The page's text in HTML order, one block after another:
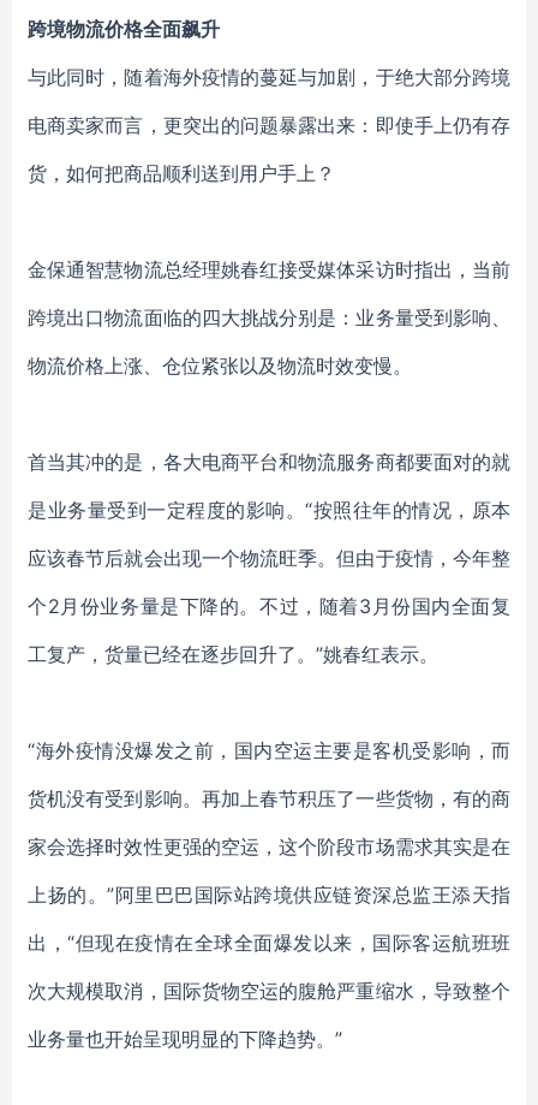
跨境物流价格全面飙升
与此同时，随着海外疫情的蔓延与加剧，于绝大部分跨境
电商卖家而言，更突出的问题暴露出来：即使手上仍有存
货，如何把商品顺利送到用户手上？
金保通智慧物流总经理姚春红接受媒体采访时指出，当前
跨境出口物流面临的四大挑战分别是：业务量受到影响、
物流价格上涨、仓位紧张以及物流时效变慢。
首当其冲的是，各大电商平台和物流服务商都要面对的就
是业务量受到一定程度的影响。“按照往年的情况，原本
应该春节后就会出现一个物流旺季。但由于疫情，今年整
个2月份业务量是下降的。不过，随着3月份国内全面复
工复产，货量已经在逐步回升了。”姚春红表示。
“海外疫情没爆发之前，国内空运主要是客机受影响，而
货机没有受到影响。再加上春节积压了一些货物，有的商
家会选择时效性更强的空运，这个阶段市场需求其实是在
上扬的。”阿里巴巴国际站跨境供应链资深总监王添天指
出，“但现在疫情在全球全面爆发以来，国际客运航班班
次大规模取消，国际货物空运的腹舱严重缩水，导致整个
业务量也开始呈现明显的下降趋势。”